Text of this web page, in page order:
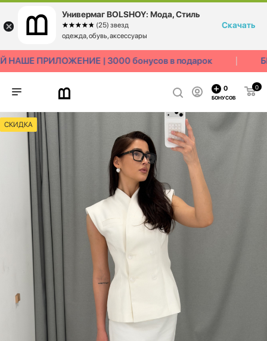
ПРИЛОЖЕНИЕ | 3000 бонусов в подарок
0
0
БОНУСОВ
СКИДКА
Универмаг BOLSHOY: Мода, Стиль
☆☆☆☆☆
★★★★★ (25) звезд
одежда, обувь, аксессуары
Скачать